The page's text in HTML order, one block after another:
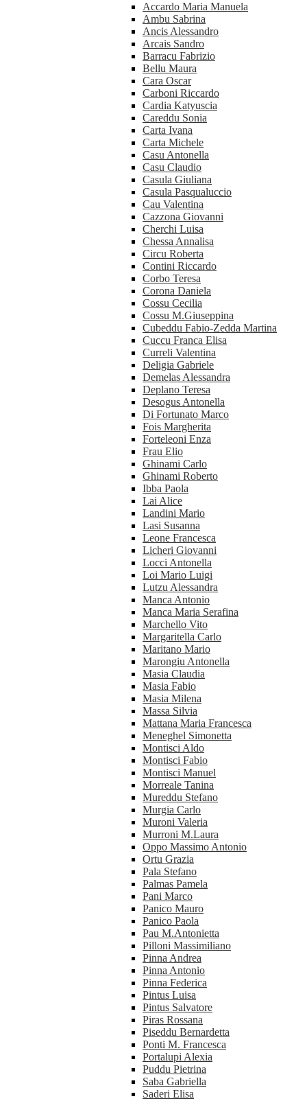
Accardo Maria Manuela
Ambu Sabrina
Ancis Alessandro
Arcais Sandro
Barracu Fabrizio
Bellu Maura
Cara Oscar
Carboni Riccardo
Cardia Katyuscia
Careddu Sonia
Carta Ivana
Carta Michele
Casu Antonella
Casu Claudio
Casula Giuliana
Casula Pasqualuccio
Cau Valentina
Cazzona Giovanni
Cherchi Luisa
Chessa Annalisa
Circu Roberta
Contini Riccardo
Corbo Teresa
Corona Daniela
Cossu Cecilia
Cossu M.Giuseppina
Cubeddu Fabio-Zedda Martina
Cuccu Franca Elisa
Curreli Valentina
Deligia Gabriele
Demelas Alessandra
Deplano Teresa
Desogus Antonella
Di Fortunato Marco
Fois Margherita
Forteleoni Enza
Frau Elio
Ghinami Carlo
Ghinami Roberto
Ibba Paola
Lai Alice
Landini Mario
Lasi Susanna
Leone Francesca
Licheri Giovanni
Locci Antonella
Loi Mario Luigi
Lutzu Alessandra
Manca Antonio
Manca Maria Serafina
Marchello Vito
Margaritella Carlo
Maritano Mario
Marongiu Antonella
Masia Claudia
Masia Fabio
Masia Milena
Massa Silvia
Mattana Maria Francesca
Meneghel Simonetta
Montisci Aldo
Montisci Fabio
Montisci Manuel
Morreale Tanina
Mureddu Stefano
Murgia Carlo
Muroni Valeria
Murroni M.Laura
Oppo Massimo Antonio
Ortu Grazia
Pala Stefano
Palmas Pamela
Pani Marco
Panico Mauro
Panico Paola
Pau M.Antonietta
Pilloni Massimiliano
Pinna Andrea
Pinna Antonio
Pinna Federica
Pintus Luisa
Pintus Salvatore
Piras Rossana
Piseddu Bernardetta
Ponti M. Francesca
Portalupi Alexia
Puddu Pietrina
Saba Gabriella
Saderi Elisa